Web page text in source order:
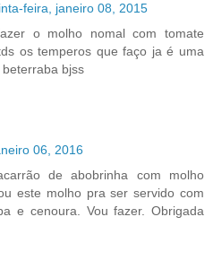
feira, janeiro 08, 2015
o molho nomal com tomate
os temperos que faço ja é uma
bjss
06, 2016
de abobrinha com molho
este molho pra ser servido com
e cenoura. Vou fazer. Obrigada